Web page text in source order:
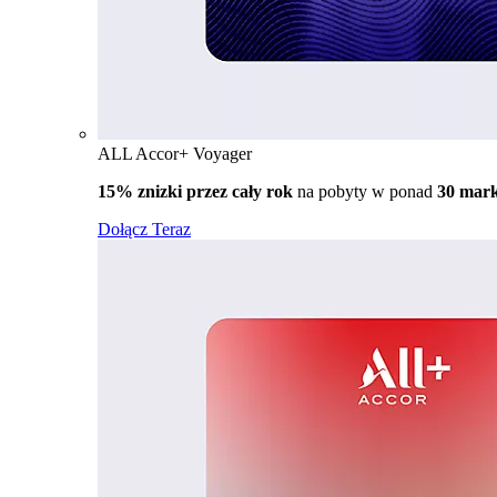
ALL Accor+ Voyager
15% znizki przez cały rok na pobyty w ponad 30
Dołącz Teraz